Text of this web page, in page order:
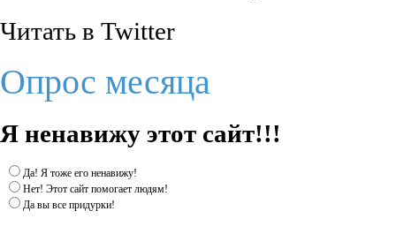
Читать в Twitter
Опрос месяца
Я ненавижу этот сайт!!!
Да! Я тоже его ненавижу!
Нет! Этот сайт помогает людям!
Да вы все придурки!